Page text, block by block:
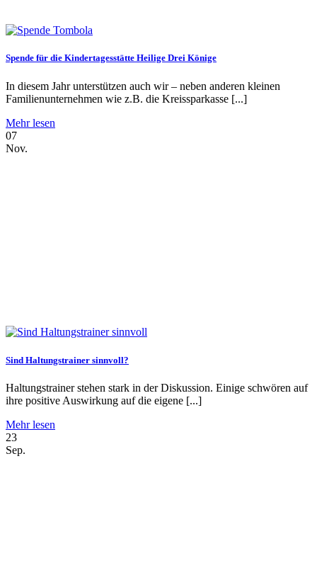
Spende für die Kindertagesstätte Heilige Drei Könige
In diesem Jahr unterstützen auch wir – neben anderen kleinen
Familienunternehmen wie z.B. die Kreissparkasse [...]
Mehr lesen
07
Nov.
Sind Haltungstrainer sinnvoll?
Haltungstrainer stehen stark in der Diskussion. Einige schwören auf
ihre positive Auswirkung auf die eigene [...]
Mehr lesen
23
Sep.